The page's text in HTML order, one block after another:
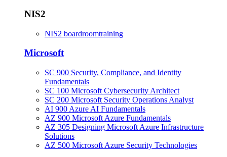
NIS2
NIS2 boardroomtraining
Microsoft
SC 900 Security, Compliance, and Identity
Fundamentals
SC 100 Microsoft Cybersecurity Architect
SC 200 Microsoft Security Operations Analyst
AI 900 Azure AI Fundamentals
AZ 900 Microsoft Azure Fundamentals
AZ 305 Designing Microsoft Azure Infrastructure
Solutions
AZ 500 Microsoft Azure Security Technologies